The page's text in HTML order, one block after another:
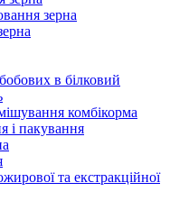
зерна
в білковий
комбікорма
і пакування
та екстракційної